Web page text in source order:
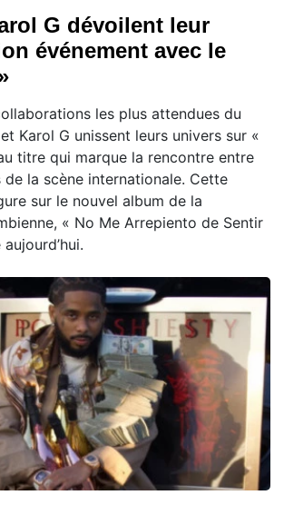
G dévoilent leur
événement avec le
les plus attendues du
Karol G unissent leurs univers sur «
titre qui marque la rencontre entre
de la scène internationale. Cette
sur le nouvel album de la
« No Me Arrepiento de Sentir